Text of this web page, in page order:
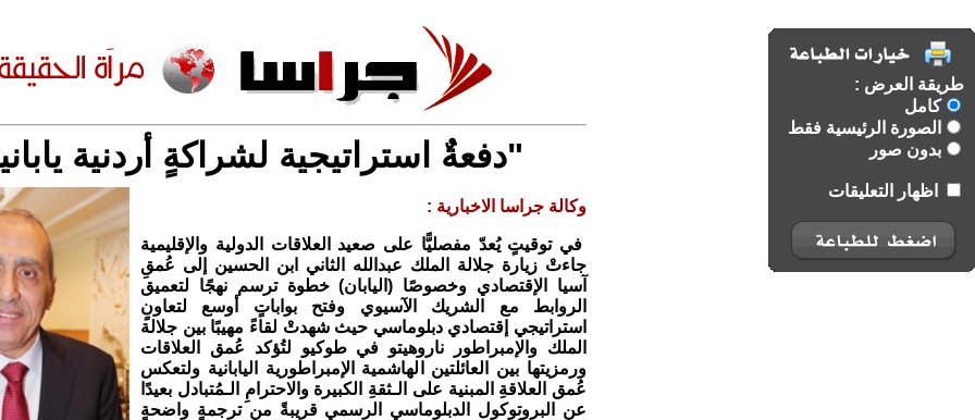
طريقة العرض :
كامل
الصورة الرئيسية فقط
بدون صور
اظهار التعليقات
"دفعةٌ استراتيجية لشراكةٍ أردنية
وكالة جراسا الاخبارية :
في توقيتٍ يُعدّ مفصليًّا على صعيد العلاقات الدولية والإقليمية
جاءتْ زيارة جلالة الملك عبدالله الثاني ابن الحسين إلى عُمقِ
آسيا الإقتصادي وخصوصًا (اليابان) خطوة ترسم نهجًا لتعميق
الروابط مع الشريك الآسيوي وفتح بواباتٍ أوسع لتعاونٍ
استراتيجي إقتصادي دبلوماسي حيث شهدتْ لقاءً مهيبًا بين جلالة
الملك والإمبراطور ناروهيتو في طوكيو لتُؤكد عُمق العلاقات
ورمزيتها بين العائلتين الهاشمية الإمبراطورية اليابانية ولتعكس
عُمق العلاقةِ المبنية على الـثقةِ الكبيرة والاحترامِ الـمُتبادل بعيدًا
عن البروتوكول الدبلوماسي الرسمي قريبةً من ترجمةٍ واضحةٍ